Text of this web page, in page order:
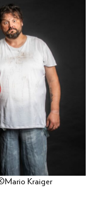
©Mario Kraiger